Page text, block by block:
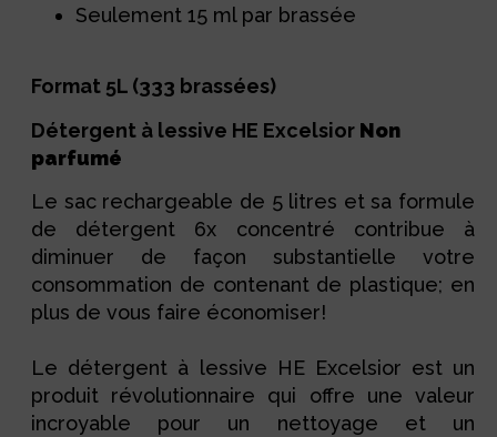
Seulement 15 ml par brassée
Format 5L (333 brassées)
Détergent à lessive HE Excelsior Non
parfumé
Le sac rechargeable de 5 litres et sa formule
de détergent 6x concentré contribue à
diminuer de façon substantielle votre
consommation de contenant de plastique; en
plus de vous faire économiser!
Le détergent à lessive HE Excelsior est un
produit révolutionnaire qui offre une valeur
incroyable pour un nettoyage et un